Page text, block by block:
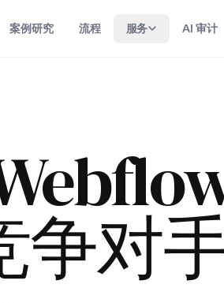
案例研究 流程 服务 AI 审计
争对